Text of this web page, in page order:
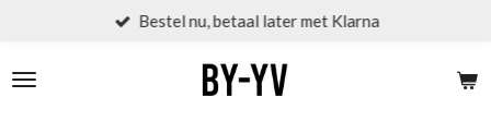
naar
de
Bestel nu, betaal later met Klarna